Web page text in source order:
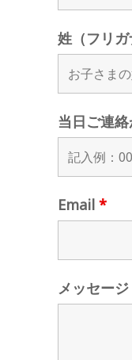
姓（フリガ
当日ご連
Email *
メッセー